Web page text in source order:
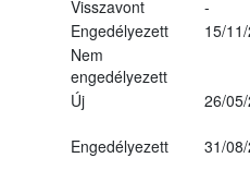
Visszavont
-
Engedélyezett
15/
Nem
engedélyezett
Új
26/
Engedélyezett 31/